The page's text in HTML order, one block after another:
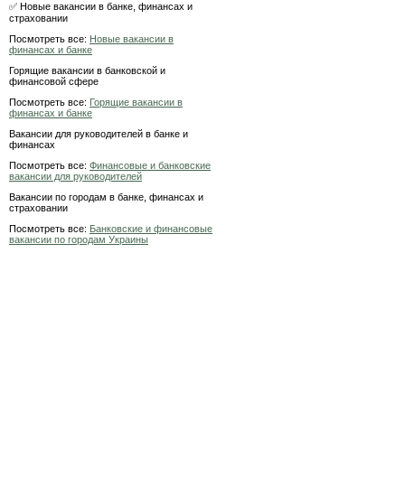
✅ Новые вакансии в банке, финансах и
страховании
Посмотреть все: Новые вакансии в
финансах и банке
Горящие вакансии в банковской и
финансовой сфере
Посмотреть все: Горящие вакансии в
финансах и банке
Вакансии для руководителей в банке и
финансах
Посмотреть все: Финансовые и банковские
вакансии для руководителей
Вакансии по городам в банке, финансах и
страховании
Посмотреть все: Банковские и финансовые
вакансии по городам Украины